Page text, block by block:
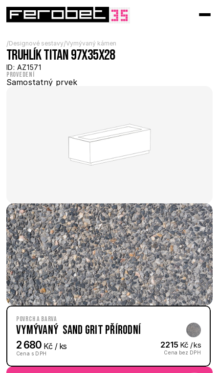
/Designové sestavy/Vymývaný kámen
Truhlík Titan 97x35x28
ID: AZ1571
Provedení
Samostatný prvek
Povrch a barva
Vymývaný  Sand Grit přírodní
2 680 Kč / ks
Cena s DPH
2215 Kč / ks
Cena bez DPH